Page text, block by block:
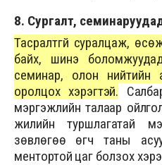
8. Сургалт,
Тасралтгүй суралцаж,
байх, шинэ
семинар, олон нийтийн
оролцох хэрэгтэй.
мэргэжлийн талаар
жилийн туршлагатай
зөвлөгөө өгч таны
ментортой цаг болзох